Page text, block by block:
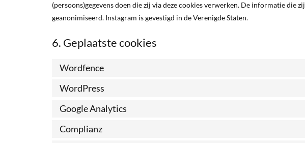
(persoons)gegevens doen die zij via deze cookies verwerken. De informatie die
geanonimiseerd. Instagram is gevestigd in de Verenigde Staten.
6. Geplaatste cookies
Wordfence
WordPress
Google Analytics
Complianz